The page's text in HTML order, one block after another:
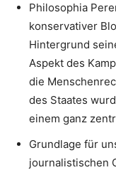
Philosophia
konservativer
Hintergrund
Aspekt des
die
des Staates
einem ganz
Grundlage für
journalistischen